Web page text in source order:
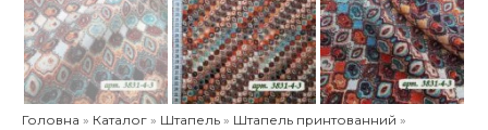
Головна » Каталог » Штапель » Штапель принтованний »